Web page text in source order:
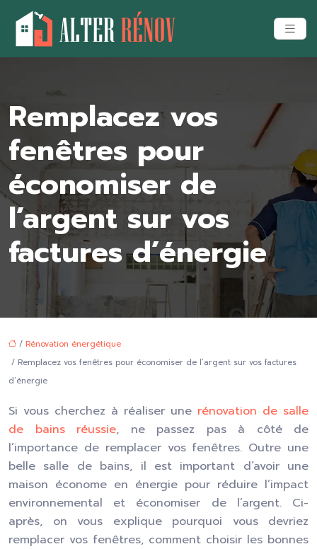
Remplacez vos
fenêtres pour
économiser de
l’argent sur vos
factures d’énergie
/ Rénovation énergétique
/ Remplacez vos fenêtres pour économiser de l’argent sur vos factures
d’énergie
Si vous cherchez à réaliser une rénovation de salle
de bains réussie, ne passez pas à côté de
l’importance de remplacer vos fenêtres. Outre une
belle salle de bains, il est important d’avoir une
maison économe en énergie pour réduire l’impact
environnemental et économiser de l’argent. Ci-
après, on vous explique pourquoi vous devriez
remplacer vos fenêtres, comment choisir les bonnes